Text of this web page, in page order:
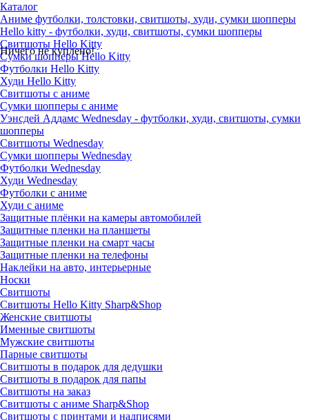
Ничего не куплено!
Каталог
Аниме футболки, толстовки, свитшоты, худи, сумки шопперы
Hello kitty - футболки, худи, свитшоты, сумки шопперы
Свитшоты Hello Kitty
Сумки шопперы Hello Kitty
Футболки Hello Kitty
Худи Hello Kitty
Свитшоты с аниме
Сумки шопперы с аниме
Уэнсдей Аддамс Wednesday - футболки, худи, свитшоты, сумки
шопперы
Свитшоты Wednesday
Сумки шопперы Wednesday
Футболки Wednesday
Худи Wednesday
Футболки с аниме
Худи с аниме
Защитные плёнки на камеры автомобилей
Защитные пленки на планшеты
Защитные пленки на смарт часы
Защитные пленки на телефоны
Наклейки на авто, интерьерные
Носки
Свитшоты
Cвитшоты Hello Kitty Sharp&Shop
Женские свитшоты
Именные свитшоты
Мужские свитшоты
Парные свитшоты
Свитшоты в подарок для дедушки
Свитшоты в подарок для папы
Свитшоты на заказ
Свитшоты с аниме Sharp&Shop
Свитшоты с принтами и надписями